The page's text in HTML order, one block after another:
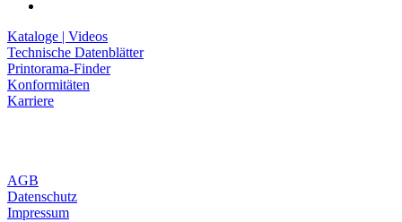
Kataloge | Videos
Technische Datenblätter
Printorama-Finder
Konformitäten
Karriere
AGB
Datenschutz
Impressum